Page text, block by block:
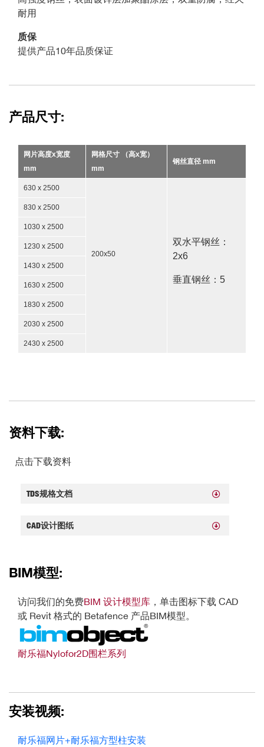
耐用
质保
提供产品10年品质保证
产品尺寸:
网片高度x宽度
mm
网格尺寸 （高x宽）
mm
钢丝直径 mm
630 x 2500
200x50
双水平钢丝：
2x6
垂直钢丝：5
830 x 2500
1030 x 2500
1230 x 2500
1430 x 2500
1630 x 2500
1830 x 2500
2030 x 2500
2430 x 2500
资料下载:
点击下载资料
TDS规格文档
CAD设计图纸
BIM模型:
访问我们的免费BIM 设计模型库 ，单击图标下载 CAD
或 Revit 格式的 Betafence 产品BIM模型。
耐乐福Nylofor2D围栏系列
安装视频:
耐乐福网片+耐乐福方型柱安装